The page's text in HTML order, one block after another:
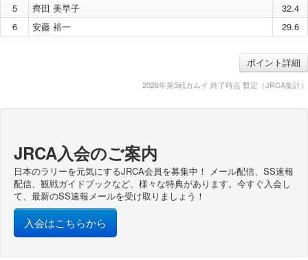
5
齊田 美早子
32.4
6
安藤 裕一 29.6
ポイント詳細
2026年第5戦カムイ 終了時点 暫定（JRCA集計）
JRCA入会のご案内
日本のラリーを元気にするJRCA会員を募集中！ メール配信、SS速報
配信、観戦ガイドブックなど、様々な特典があります。今すぐ入会し
て、最新のSS速報メールを受け取りましょう！
入会はこちらから